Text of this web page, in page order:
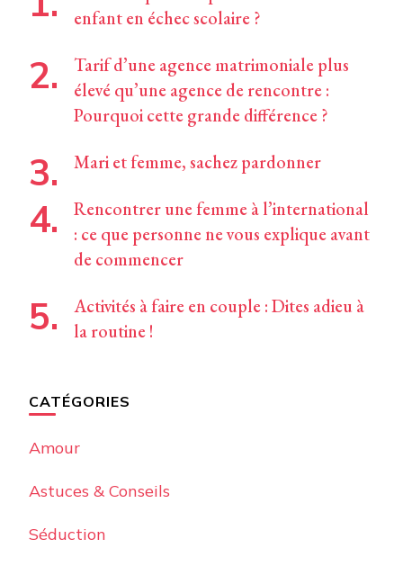
enfant en échec scolaire ?
Tarif d’une agence matrimoniale plus
élevé qu’une agence de rencontre :
Pourquoi cette grande différence ?
Mari et femme, sachez pardonner
Rencontrer une femme à l’international
: ce que personne ne vous explique avant
de commencer
Activités à faire en couple : Dites adieu à
la routine !
CATÉGORIES
Amour
Astuces & Conseils
Séduction